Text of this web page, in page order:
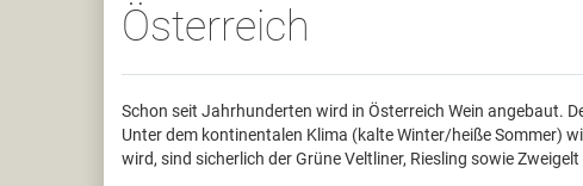
Österreich
Schon seit Jahrhunderten wird in Österreich Wein angebaut.
Unter dem kontinentalen Klima (kalte Winter/heiße Sommer)
wird, sind sicherlich der Grüne Veltliner, Riesling sowie